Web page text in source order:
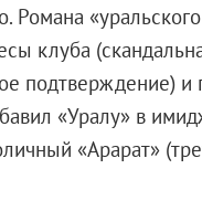
Романа
клуба
подтверждение) и
«Уралу» в
«Арарат»